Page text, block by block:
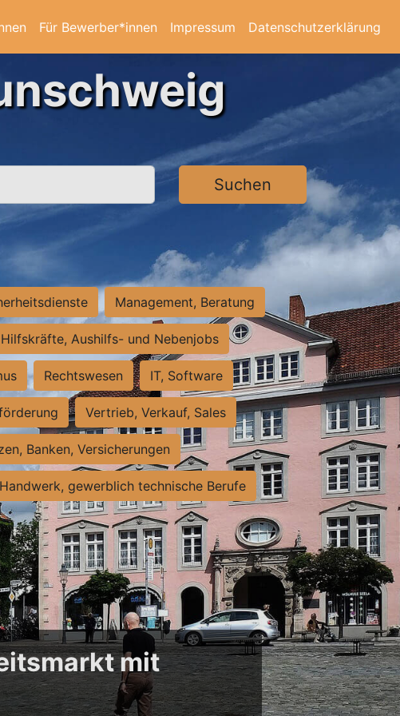
Für Bewerber*innen Impressum Datenschutzerklärung
Suchen
Management, Beratung
Hilfskräfte, Aushilfs- und Nebenjobs
Rechtswesen IT, Software
Vertrieb, Verkauf, Sales
Banken, Versicherungen
Handwerk, gewerblich technische Berufe
mit